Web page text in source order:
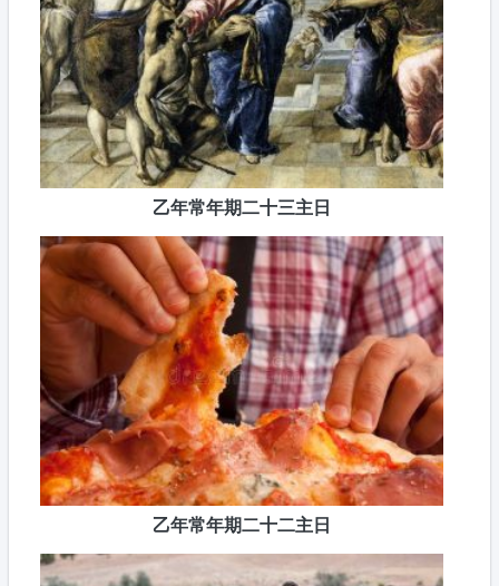
乙年常年期二十三主日
乙年常年期二十二主日